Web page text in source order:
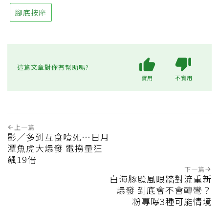
腳底按摩
這篇文章對你有幫助嗎?
實用 不實用
上一篇
影／多到互食噎死…日月
潭魚虎大爆發 電撈量狂
飆19倍
下一篇
白海豚颱風眼牆對流重新
爆發 到底會不會轉彎？
粉專曝3種可能情境